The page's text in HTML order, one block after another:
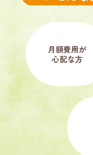
月額費用が
心配な方